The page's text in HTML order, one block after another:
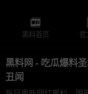
黑料首页 官
黑料网 - 吃瓜爆料
丑闻